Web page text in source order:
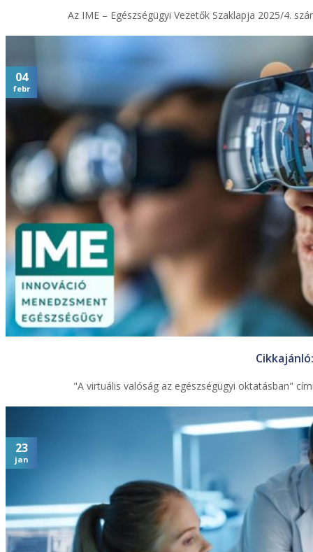
Az IME – Egészségügyi Vezetők Szaklapja 2025/4.
04
febr
"A virtuális valóság az egészségügyi oktatásban"
23
jan